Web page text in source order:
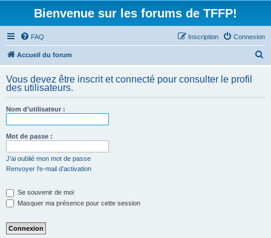
Bienvenue sur les forums de TFFP!
FAQ Connexion
Inscription
Accueil du forum
h
Vous devez être inscrit et connecté pour consulter le profil
des utilisateurs.
Nom d’utilisateur :
Mot de passe :
J’ai oublié mon mot de passe
Renvoyer l’e-mail d’activation
Se souvenir de moi
Masquer ma présence pour cette session